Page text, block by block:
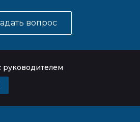
вопрос
руководителем